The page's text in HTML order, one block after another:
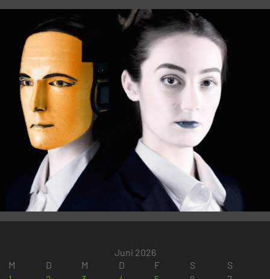
Juni 2026
M
D M D F S
S